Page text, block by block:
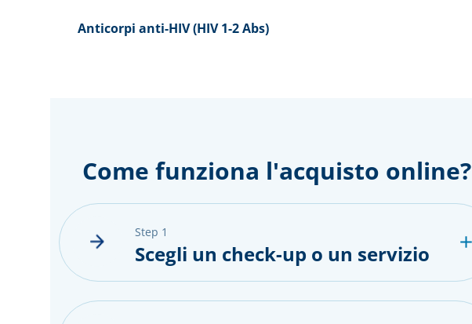
Anticorpi anti-HIV (HIV 1-2 Abs)
Come funziona l'acquisto online?
step 1
Scegli un check-up o un servizio